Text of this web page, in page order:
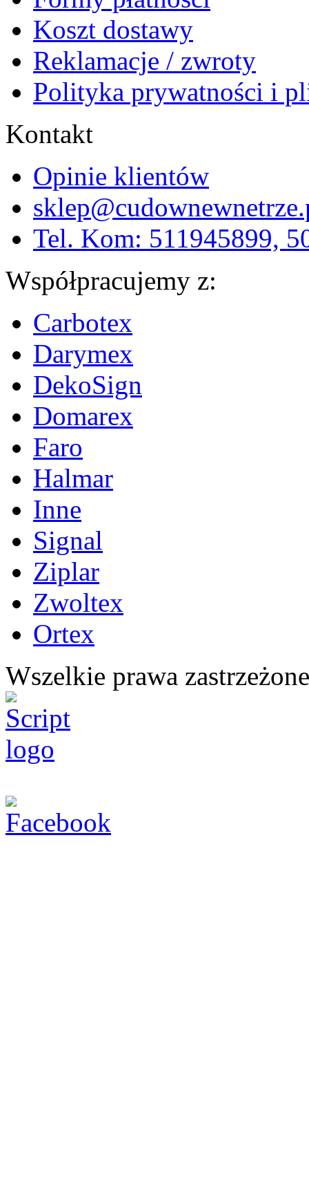
Koszt dostawy
Reklamacje / zwroty
Polityka prywatności i
Kontakt
Opinie klientów
Tel. Kom: 511945899,
Współpracujemy z:
Carbotex
Darymex
DekoSign
Domarex
Faro
Halmar
Inne
Signal
Ziplar
Zwoltex
Ortex
Wszelkie prawa